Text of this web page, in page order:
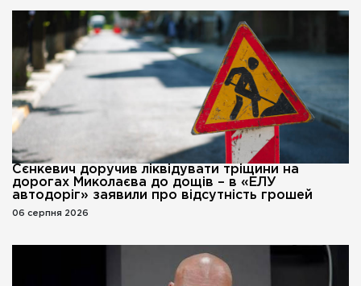
Сєнкевич доручив ліквідувати тріщини на
дорогах Миколаєва до дощів – в «ЕЛУ
автодоріг» заявили про відсутність грошей
06 серпня 2026